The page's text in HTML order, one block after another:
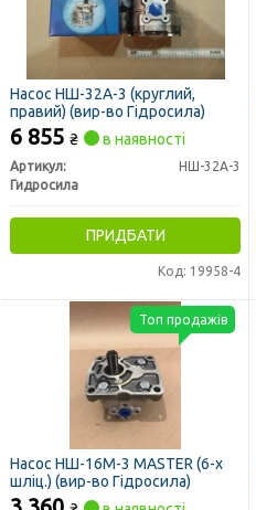
Насос НШ-32А-3 (круглий,
правий) (вир-во Гідросила)
6 855 ₴ в наявності
Артикул:
НШ-32А-3
Гидросила
ПРИДБАТИ
Код: 19958-4
Насос НШ-16М-3 MASTER (6-х
шліц.) (вир-во Гідросила)
Топ продажів